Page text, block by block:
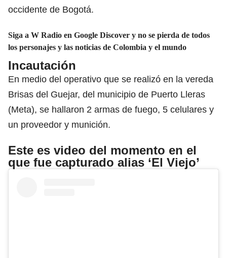
occidente de Bogotá.
Siga a W Radio en Google Discover y no se pierda de todos
los personajes y las noticias de Colombia y el mundo
Incautación
En medio del operativo que se realizó en la vereda
Brisas del Guejar, del municipio de Puerto Lleras
(Meta), se hallaron 2 armas de fuego, 5 celulares y
un proveedor y munición.
Este es video del momento en el
que fue capturado alias ‘El Viejo’